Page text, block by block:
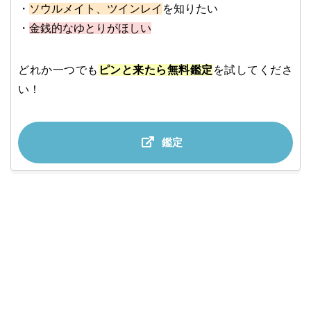
・ ソウルメイト、ツインレイ を知りたい
・ 金銭的なゆとりがほしい
どれか一つでも ピンと来たら無料鑑定 を試してくださ
い！
鑑定